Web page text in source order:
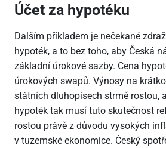
Účet za hypotéku
Dalším příkladem je nečekané
hypoték, a to bez toho, aby Česká
základní úrokové sazby. Cena
úrokových swapů. Výnosy na
státních dluhopisech strmě rostou,
hypoték tak musí tuto skutečnost
rostou právě z důvodu vysokých
v tuzemské ekonomice. Český